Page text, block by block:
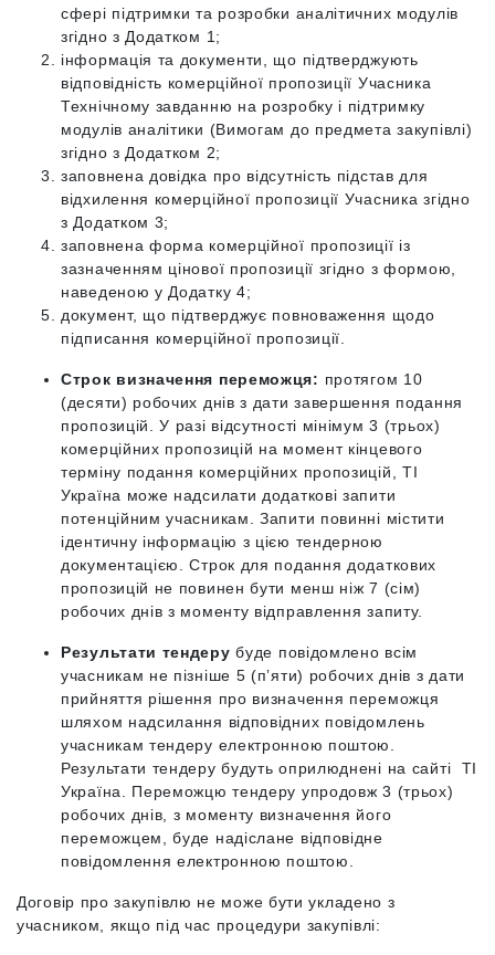
сфері підтримки та розробки аналітичних модулів
згідно з Додатком 1;
інформація та документи, що підтверджують
відповідність комерційної пропозиції Учасника
Технічному завданню на розробку і підтримку
модулів аналітики (Вимогам до предмета закупівлі)
згідно з Додатком 2;
заповнена довідка про відсутність підстав для
відхилення комерційної пропозиції Учасника згідно
з Додатком 3;
заповнена форма комерційної пропозиції із
зазначенням цінової пропозиції згідно з формою,
наведеною у Додатку 4;
документ, що підтверджує повноваження щодо
підписання комерційної пропозиції.
Строк визначення переможця: протягом 10
(десяти) робочих днів з дати завершення подання
пропозицій. У разі відсутності мінімум 3 (трьох)
комерційних пропозицій на момент кінцевого
терміну подання комерційних пропозицій, ТІ
Україна може надсилати додаткові запити
потенційним учасникам. Запити повинні містити
ідентичну інформацію з цією тендерною
документацією. Строк для подання додаткових
пропозицій не повинен бути менш ніж 7 (сім)
робочих днів з моменту відправлення запиту.
Результати тендеру буде повідомлено всім
учасникам не пізніше 5 (пʼяти) робочих днів з дати
прийняття рішення про визначення переможця
шляхом надсилання відповідних повідомлень
учасникам тендеру електронною поштою.
Результати тендеру будуть оприлюднені на сайті TI
Україна. Переможцю тендеру упродовж 3 (трьох)
робочих днів, з моменту визначення його
переможцем, буде надіслане відповідне
повідомлення електронною поштою.
Договір про закупівлю не може бути укладено з
учасником, якщо під час процедури закупівлі: